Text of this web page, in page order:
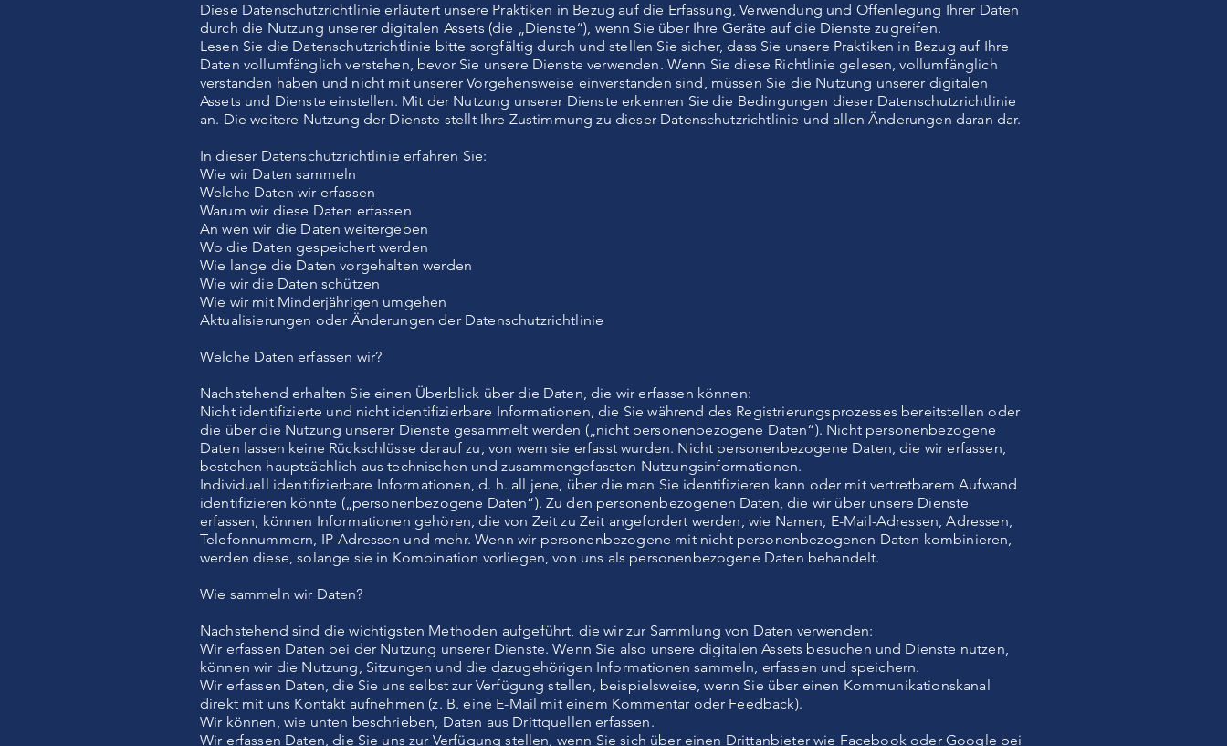
Diese Datenschutzrichtlinie erläutert unsere Praktiken in Bezug auf die Erfassung, Verwendung und Offenlegung Ihrer Daten
durch die Nutzung unserer digitalen Assets (die „Dienste“), wenn Sie über Ihre Geräte auf die Dienste zugreifen.
Lesen Sie die Datenschutzrichtlinie bitte sorgfältig durch und stellen Sie sicher, dass Sie unsere Praktiken in Bezug auf Ihre
Daten vollumfänglich verstehen, bevor Sie unsere Dienste verwenden. Wenn Sie diese Richtlinie gelesen, vollumfänglich
verstanden haben und nicht mit unserer Vorgehensweise einverstanden sind, müssen Sie die Nutzung unserer digitalen
Assets und Dienste einstellen. Mit der Nutzung unserer Dienste erkennen Sie die Bedingungen dieser Datenschutzrichtlinie
an. Die weitere Nutzung der Dienste stellt Ihre Zustimmung zu dieser Datenschutzrichtlinie und allen Änderungen daran dar.
In dieser Datenschutzrichtlinie erfahren Sie:
Wie wir Daten sammeln
Welche Daten wir erfassen
Warum wir diese Daten erfassen
An wen wir die Daten weitergeben
Wo die Daten gespeichert werden
Wie lange die Daten vorgehalten werden
Wie wir die Daten schützen
Wie wir mit Minderjährigen umgehen
Aktualisierungen oder Änderungen der Datenschutzrichtlinie
Welche Daten erfassen wir?
Nachstehend erhalten Sie einen Überblick über die Daten, die wir erfassen können:
Nicht identifizierte und nicht identifizierbare Informationen, die Sie während des Registrierungsprozesses bereitstellen oder
die über die Nutzung unserer Dienste gesammelt werden („nicht personenbezogene Daten“). Nicht personenbezogene
Daten lassen keine Rückschlüsse darauf zu, von wem sie erfasst wurden. Nicht personenbezogene Daten, die wir erfassen,
bestehen hauptsächlich aus technischen und zusammengefassten Nutzungsinformationen.
Individuell identifizierbare Informationen, d. h. all jene, über die man Sie identifizieren kann oder mit vertretbarem Aufwand
identifizieren könnte („personenbezogene Daten“). Zu den personenbezogenen Daten, die wir über unsere Dienste
erfassen, können Informationen gehören, die von Zeit zu Zeit angefordert werden, wie Namen, E-Mail-Adressen, Adressen,
Telefonnummern, IP-Adressen und mehr. Wenn wir personenbezogene mit nicht personenbezogenen Daten kombinieren,
werden diese, solange sie in Kombination vorliegen, von uns als personenbezogene Daten behandelt.
Wie sammeln wir Daten?
Nachstehend sind die wichtigsten Methoden aufgeführt, die wir zur Sammlung von Daten verwenden:
Wir erfassen Daten bei der Nutzung unserer Dienste. Wenn Sie also unsere digitalen Assets besuchen und Dienste nutzen,
können wir die Nutzung, Sitzungen und die dazugehörigen Informationen sammeln, erfassen und speichern.
Wir erfassen Daten, die Sie uns selbst zur Verfügung stellen, beispielsweise, wenn Sie über einen Kommunikationskanal
direkt mit uns Kontakt aufnehmen (z. B. eine E-Mail mit einem Kommentar oder Feedback).
Wir können, wie unten beschrieben, Daten aus Drittquellen erfassen.
Wir erfassen Daten, die Sie uns zur Verfügung stellen, wenn Sie sich über einen Drittanbieter wie Facebook oder Google bei